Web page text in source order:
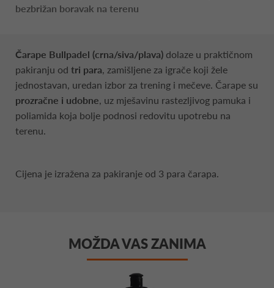
bezbrižan boravak na terenu
Čarape Bullpadel (crna/siva/plava) dolaze u praktičnom
pakiranju od tri para, zamišljene za igrače koji žele
jednostavan, uredan izbor za trening i mečeve. Čarape su
prozračne i udobne, uz mješavinu rastezljivog pamuka i
poliamida koja bolje podnosi redovitu upotrebu na
terenu.
Cijena je izražena za pakiranje od 3 para čarapa.
MOŽDA VAS ZANIMA